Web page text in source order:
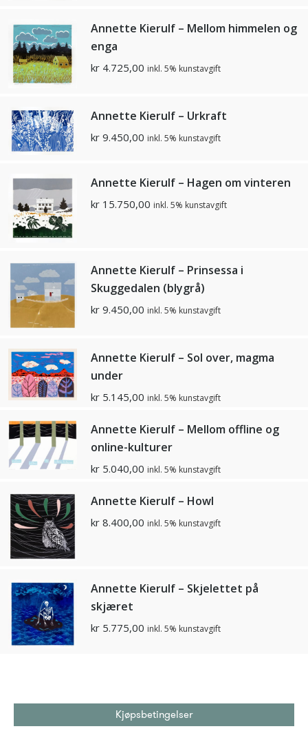
Annette Kierulf – Mellom himmelen og
enga
kr 4.725,00 inkl. 5% kunstavgift
Annette Kierulf – Urkraft
kr 9.450,00 inkl. 5% kunstavgift
Annette Kierulf – Hagen om vinteren
kr 15.750,00 inkl. 5% kunstavgift
Annette Kierulf – Prinsessa i
Skuggedalen (blygrå)
kr 9.450,00 inkl. 5% kunstavgift
Annette Kierulf – Sol over, magma
under
kr 5.145,00 inkl. 5% kunstavgift
Annette Kierulf – Mellom offline og
online-kulturer
kr 5.040,00 inkl. 5% kunstavgift
Annette Kierulf – Howl
kr 8.400,00 inkl. 5% kunstavgift
Annette Kierulf – Skjelettet på
skjæret
kr 5.775,00 inkl. 5% kunstavgift
Kjøpsbetingelser